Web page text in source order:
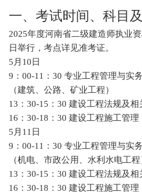
一、考试时间、科目
2025年度河南省二级建造师执业
日举行，考点详见准考证。
5月10日
9：00-11：30 专业工程管理与实务
（建筑、公路、矿业工程）
13：30-15：30 建设工程法规及相
16：30-18：30 建设工程施工管理
5月11日
9：00-11：30 专业工程管理与实务
（机电、市政公用、水利水电工程
13：30-15：30 建设工程法规及相
16：30-18：30 建设工程施工管理